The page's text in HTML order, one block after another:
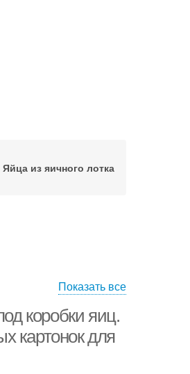
Яйца из яичного лотка
Показать все
коробки яиц.
картонок для